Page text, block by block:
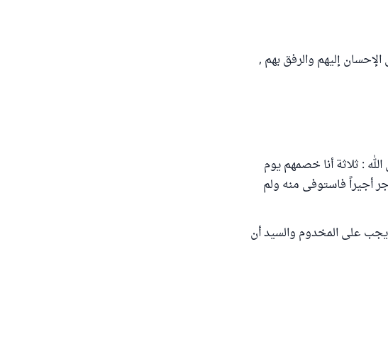
إليهم والرفق بهم ,
: ثلاثة أنا خصمهم يوم
أجيراً فاستوفى منه ولم
على المخدوم والسيد أن